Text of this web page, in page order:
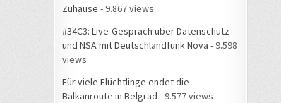
Zuhause - 9.867 views
#34C3: Live-Gespräch über Datenschutz
und NSA mit Deutschlandfunk Nova - 9.598
views
Für viele Flüchtlinge endet die
Balkanroute in Belgrad - 9.577 views